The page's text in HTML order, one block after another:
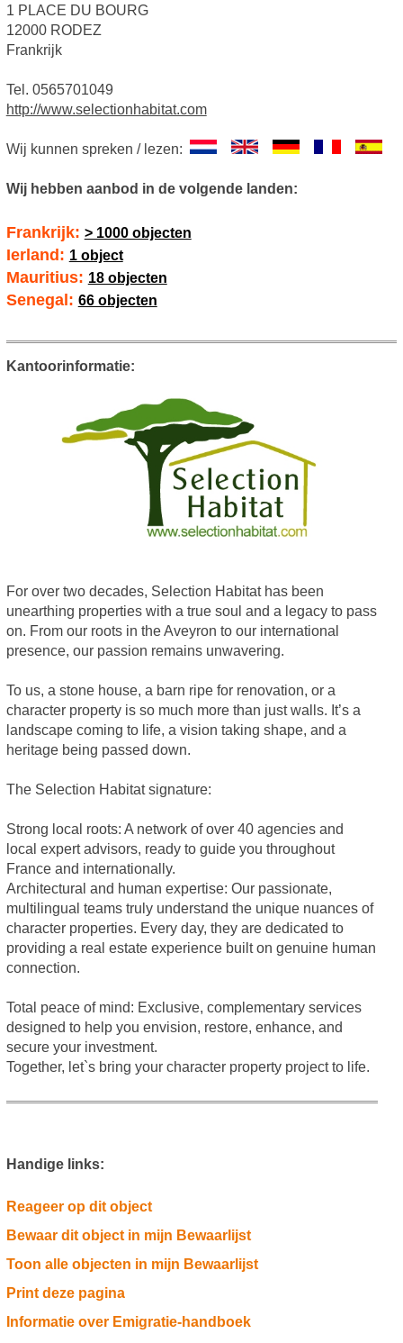
1 PLACE DU BOURG
12000 RODEZ
Frankrijk
Tel. 0565701049
http://www.selectionhabitat.com
Wij kunnen spreken / lezen:
Wij hebben aanbod in de volgende landen:
Frankrijk: > 1000 objecten
Ierland: 1 object
Mauritius: 18 objecten
Senegal: 66 objecten
Kantoorinformatie:
For over two decades, Selection Habitat has been
unearthing properties with a true soul and a legacy to pass
on. From our roots in the Aveyron to our international
presence, our passion remains unwavering.
To us, a stone house, a barn ripe for renovation, or a
character property is so much more than just walls. It’s a
landscape coming to life, a vision taking shape, and a
heritage being passed down.
The Selection Habitat signature:
Strong local roots: A network of over 40 agencies and
local expert advisors, ready to guide you throughout
France and internationally.
Architectural and human expertise: Our passionate,
multilingual teams truly understand the unique nuances of
character properties. Every day, they are dedicated to
providing a real estate experience built on genuine human
connection.
Total peace of mind: Exclusive, complementary services
designed to help you envision, restore, enhance, and
secure your investment.
Together, let`s bring your character property project to life.
Handige links:
Reageer op dit object
Bewaar dit object in mijn Bewaarlijst
Toon alle objecten in mijn Bewaarlijst
Print deze pagina
Informatie over Emigratie-handboek